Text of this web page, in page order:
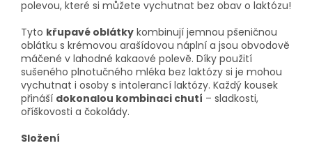
polevou, které si můžete vychutnat bez obav o laktózu!
Tyto křupavé oblátky kombinují jemnou pšeničnou
oblátku s krémovou arašídovou náplní a jsou obvodově
máčené v lahodné kakaové polevě. Díky použití
sušeného plnotučného mléka bez laktózy si je mohou
vychutnat i osoby s intolerancí laktózy. Každý kousek
přináší dokonalou kombinaci chutí – sladkosti,
oříškovosti a čokolády.
Složení